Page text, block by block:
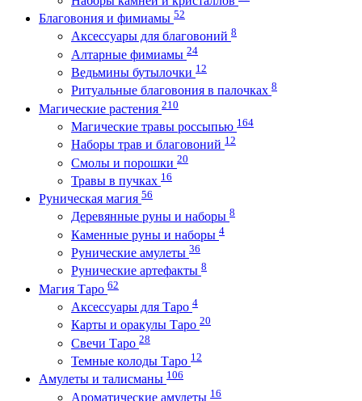
Благовония и фимиамы 52
Аксессуары для благовоний 8
Алтарные фимиамы 24
Ведьмины бутылочки 12
Ритуальные благовония в палочках 8
Магические растения 210
Магические травы россыпью 164
Наборы трав и благовоний 12
Смолы и порошки 20
Травы в пучках 16
Руническая магия 56
Деревянные руны и наборы 8
Каменные руны и наборы 4
Рунические амулеты 36
Рунические артефакты 8
Магия Таро 62
Аксессуары для Таро 4
Карты и оракулы Таро 20
Свечи Таро 28
Темные колоды Таро 12
Амулеты и талисманы 106
Ароматические амулеты 16